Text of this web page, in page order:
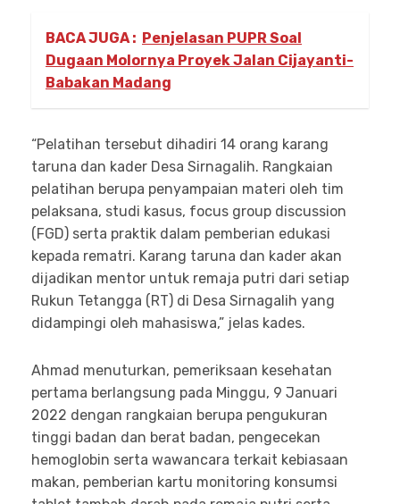
BACA JUGA : Penjelasan PUPR Soal
Dugaan Molornya Proyek Jalan Cijayanti-
Babakan Madang
“Pelatihan tersebut dihadiri 14 orang karang
taruna dan kader Desa Sirnagalih. Rangkaian
pelatihan berupa penyampaian materi oleh tim
pelaksana, studi kasus, focus group discussion
(FGD) serta praktik dalam pemberian edukasi
kepada rematri. Karang taruna dan kader akan
dijadikan mentor untuk remaja putri dari setiap
Rukun Tetangga (RT) di Desa Sirnagalih yang
didampingi oleh mahasiswa,” jelas kades.
Ahmad menuturkan, pemeriksaan kesehatan
pertama berlangsung pada Minggu, 9 Januari
2022 dengan rangkaian berupa pengukuran
tinggi badan dan berat badan, pengecekan
hemoglobin serta wawancara terkait kebiasaan
makan, pemberian kartu monitoring konsumsi